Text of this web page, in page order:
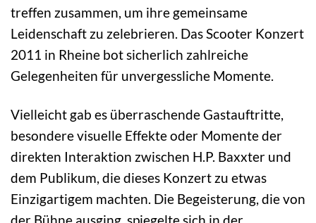
treffen zusammen, um ihre gemeinsame
Leidenschaft zu zelebrieren. Das Scooter Konzert
2011 in Rheine bot sicherlich zahlreiche
Gelegenheiten für unvergessliche Momente.
Vielleicht gab es überraschende Gastauftritte,
besondere visuelle Effekte oder Momente der
direkten Interaktion zwischen H.P. Baxxter und
dem Publikum, die dieses Konzert zu etwas
Einzigartigem machten. Die Begeisterung, die von
der Bühne ausging, spiegelte sich in der